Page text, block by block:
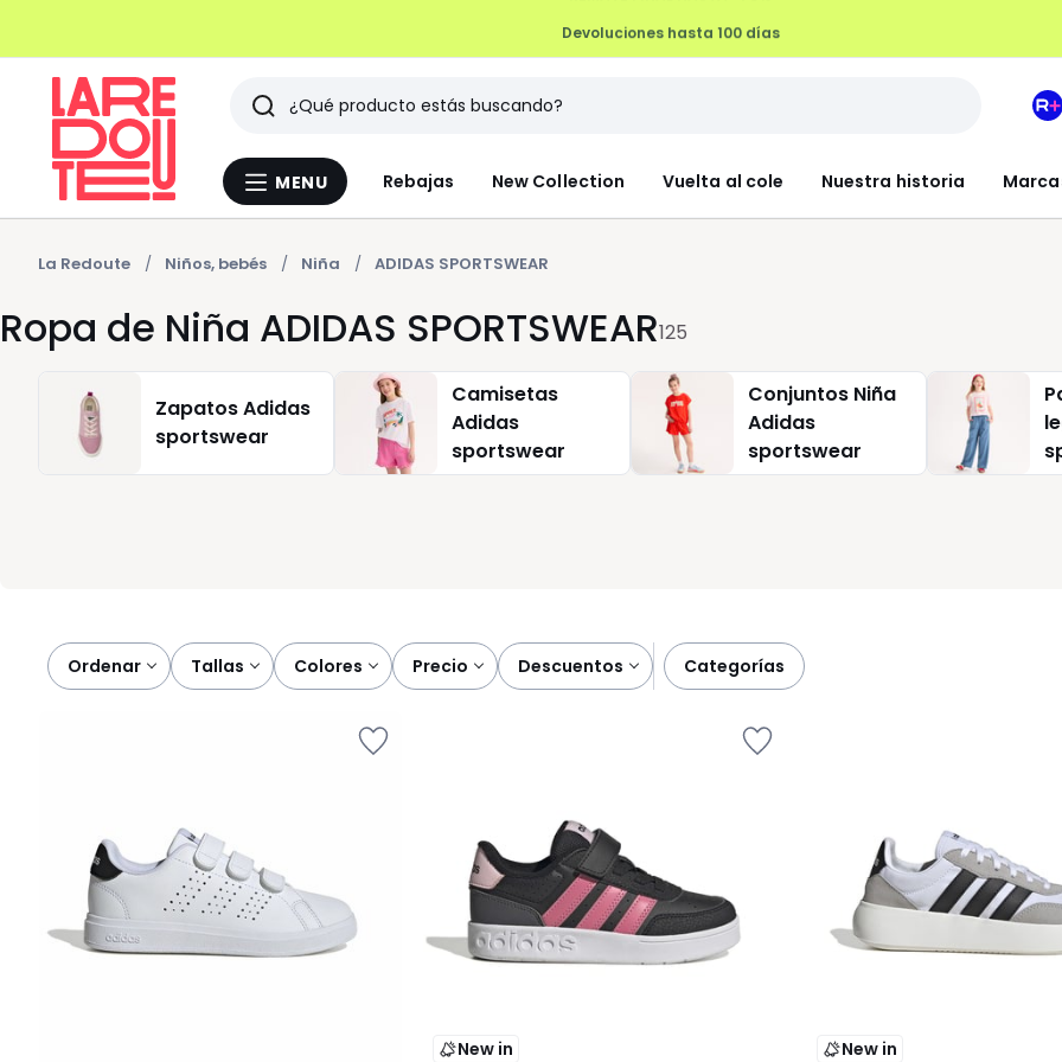
Devoluciones hasta 100 días
Menu
MENU Rebajas New Collection Vuelta al cole Nuestra historia
Buscar
Últimos
artículos
vistos
Mi
La Redoute Niños, bebés Niña ADIDAS SPORTSWEAR
Ropa de Niña ADIDAS SPORTSWEAR125
Zapatos Adidas
sportswear
Camisetas
Adidas
sportswear
Conjuntos Niña
Adidas
sportswear
Ordenar
tallas colores precio descuentos categorías
New in New in